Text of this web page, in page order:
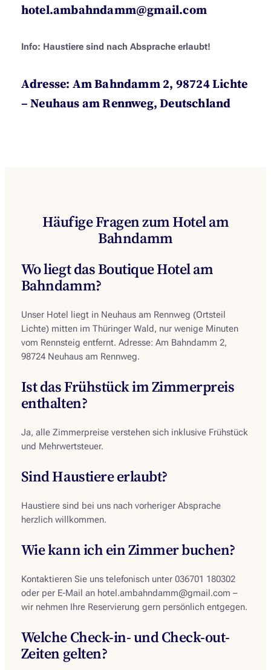
hotel.ambahndamm@gmail.com
Info: Haustiere sind nach Absprache erlaubt!
Adresse: Am Bahndamm 2, 98724 Lichte
– Neuhaus am Rennweg, Deutschland
Häufige Fragen zum Hotel am
Bahndamm
Wo liegt das Boutique Hotel am
Bahndamm?
Unser Hotel liegt in Neuhaus am Rennweg (Ortsteil
Lichte) mitten im Thüringer Wald, nur wenige Minuten
vom Rennsteig entfernt. Adresse: Am Bahndamm 2,
98724 Neuhaus am Rennweg.
Ist das Frühstück im Zimmerpreis
enthalten?
Ja, alle Zimmerpreise verstehen sich inklusive Frühstück
und Mehrwertsteuer.
Sind Haustiere erlaubt?
Haustiere sind bei uns nach vorheriger Absprache
herzlich willkommen.
Wie kann ich ein Zimmer buchen?
Kontaktieren Sie uns telefonisch unter 036701 180302
oder per E-Mail an hotel.ambahndamm@gmail.com –
wir nehmen Ihre Reservierung gern persönlich entgegen.
Welche Check-in- und Check-out-
Zeiten gelten?